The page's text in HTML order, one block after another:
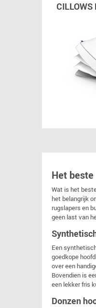
CILLOWS
Het
Wat is het
het belangrijk
rugslapers en
geen last van
Een
goedkope
over een
Bovendien is
een lekker fris
Donzen